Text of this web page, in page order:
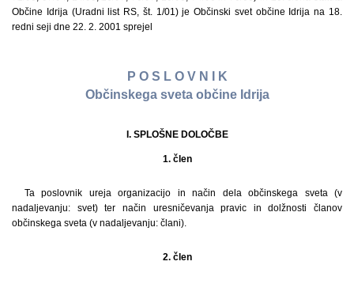
Občine Idrija (Uradni list RS, št. 1/01) je Občinski svet občine Idrija na 18.
redni seji dne 22. 2. 2001 sprejel
P O S L O V N I K
Občinskega sveta občine Idrija
I. SPLOŠNE DOLOČBE
1. člen
Ta poslovnik ureja organizacijo in način dela občinskega sveta (v
nadaljevanju: svet) ter način uresničevanja pravic in dolžnosti članov
občinskega sveta (v nadaljevanju: člani).
2. člen